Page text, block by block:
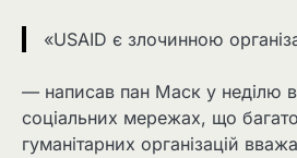
«USAID є злочинною
— написав пан Маск у неділю в
соціальних мережах, що багато
гуманітарних організацій